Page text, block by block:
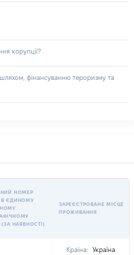
корупції?
шляхом, фінансуванню тероризму та
НОМЕР
В ЄДИНОМУ
(ЗА НАЯВНОСТІ)
ЗАРЕЄСТРОВАНЕ МІСЦЕ
ПРОЖИВАННЯ
Країна:
Україна